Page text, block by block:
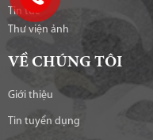
Tin tức
Thư viện ảnh
VỀ CHÚNG TÔI
Giới thiệu
Tin tuyển dụng